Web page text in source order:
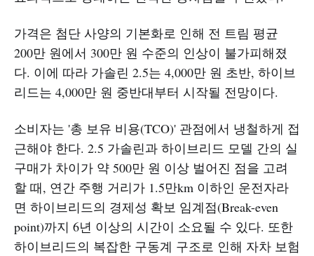
가격은 첨단 사양의 기본화로 인해 전 트림 평균
200만 원에서 300만 원 수준의 인상이 불가피해졌
다. 이에 따라 가솔린 2.5는 4,000만 원 초반, 하이브
리드는 4,000만 원 중반대부터 시작될 전망이다.
소비자는 '총 보유 비용(TCO)' 관점에서 냉철하게 접
근해야 한다. 2.5 가솔린과 하이브리드 모델 간의 실
구매가 차이가 약 500만 원 이상 벌어진 점을 고려
할 때, 연간 주행 거리가 1.5만km 이하인 운전자라
면 하이브리드의 경제성 확보 임계점(Break-even
point)까지 6년 이상의 시간이 소요될 수 있다. 또한
하이브리드의 복잡한 구동계 구조로 인해 자차 보험